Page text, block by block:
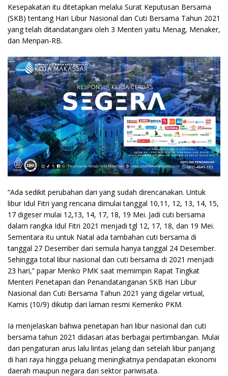
Kesepakatan itu ditetapkan melalui Surat Keputusan Bersama
(SKB) tentang Hari Libur Nasional dan Cuti Bersama Tahun 2021
yang telah ditandatangani oleh 3 Menteri yaitu Menag, Menaker,
dan Menpan-RB.
“Ada sedikit perubahan dari yang sudah direncanakan. Untuk
libur Idul Fitri yang rencana dimulai tanggal 10,11, 12, 13, 14, 15,
17 digeser mulai 12,13, 14, 17, 18, 19 Mei. Jadi cuti bersama
dalam rangka Idul Fitri 2021 menjadi tgl 12, 17, 18, dan 19 Mei.
Sementara itu untuk Natal ada tambahan cuti bersama di
tanggal 27 Desember dari semula hanya tanggal 24 Desember.
Sehingga total libur nasional dan cuti bersama di 2021 menjadi
23 hari,” papar Menko PMK saat memimpin Rapat Tingkat
Menteri Penetapan dan Penandatanganan SKB Hari Libur
Nasional dan Cuti Bersama Tahun 2021 yang digelar virtual,
Kamis (10/9) dikutip dari laman resmi Kemenko PKM.
Ia menjelaskan bahwa penetapan hari libur nasional dan cuti
bersama tahun 2021 didasari atas berbagai pertimbangan. Mulai
dari pengaturan arus lalu lintas jelang dan setelah libur panjang
di hari raya hingga peluang meningkatnya pendapatan ekonomi
daerah maupun negara dari sektor pariwisata.